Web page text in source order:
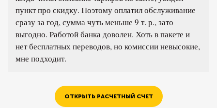
пункт про скидку. Поэтому оплатил обслуживание
сразу за год, сумма чуть меньше 9 т. р., зато
выгодно. Работой банка доволен. Хоть в пакете и
нет бесплатных переводов, но комиссии невысокие,
мне подходит.
ОТКРЫТЬ РАСЧЕТНЫЙ СЧЕТ